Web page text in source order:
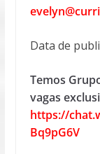
Data de
Temos
vagas
https://
Bq9pG6V